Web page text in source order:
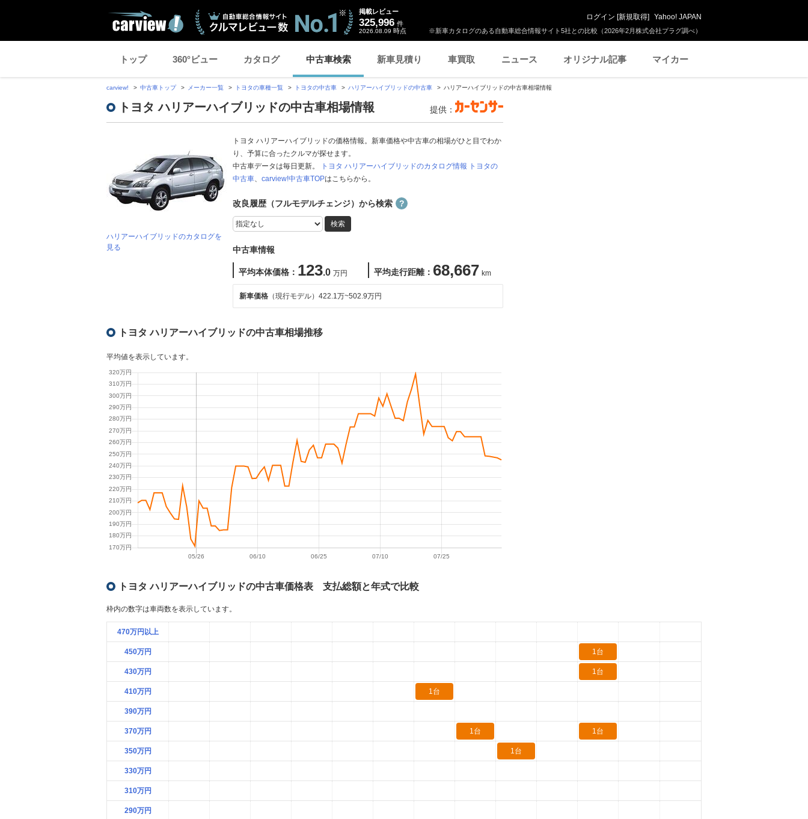
※新車カタログのある自動車総合情報サイト5社との比較（2026年2月株式会社プラグ調べ）
掲載レビュー
325,996 件
2026.08.09 時点
ログイン [新規取得] Yahoo! JAPAN
トップ 360°ビュー カタログ 中古車検索 新車見積り 車買取 ニュース オリジナル記事 マイカー
carview! 中古車トップ メーカー一覧 トヨタの車種一覧 トヨタの中古車 ハリアーハイブリッドの中古車 ハリアーハイブリッドの中古車相場情報
トヨタ ハリアーハイブリッドの中古車相場情報 提供：
ハリアーハイブリッドのカタログを
見る
トヨタ ハリアーハイブリッドの価格情報。新車価格や中古車の相場がひと目でわか
り、予算に合ったクルマが探せます。
中古車データは毎日更新。
トヨタ ハリアーハイブリッドのカタログ情報 トヨタの
中古車、 carview!中古車TOPはこちらから。
改良履歴（フルモデルチェンジ）から検索
中古車情報
平均本体価格： 123.0 万円 平均走行距離： 68,667 km
新車価格 （現行モデル） 422.1万~502.9万円
トヨタ ハリアーハイブリッドの中古車相場推移
平均値を表示しています。
トヨタ ハリアーハイブリッドの中古車価格表 支払総額と年式で比較
枠内の数字は車両数を表示しています。
470万円以上
450万円 1台
430万円 1台
410万円 1台
390万円
370万円 1台 1台
350万円 1台
330万円
310万円
290万円